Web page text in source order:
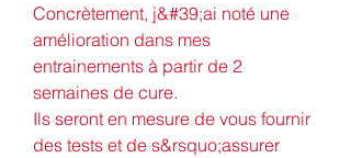
Concrètement, j&#39;ai noté une
amélioration dans mes
entrainements à partir de 2
semaines de cure.
Ils seront en mesure de vous fournir
des tests et de s&rsquo;assurer